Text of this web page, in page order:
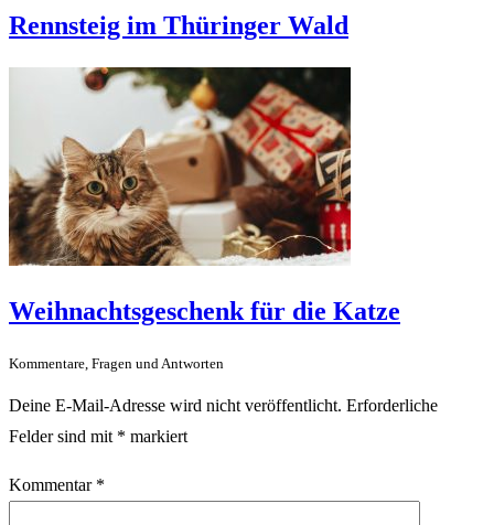
Rennsteig im Thüringer Wald
Weihnachtsgeschenk für die Katze
Kommentare, Fragen und Antworten
Deine E-Mail-Adresse wird nicht veröffentlicht. Erforderliche
Felder sind mit * markiert
Kommentar *